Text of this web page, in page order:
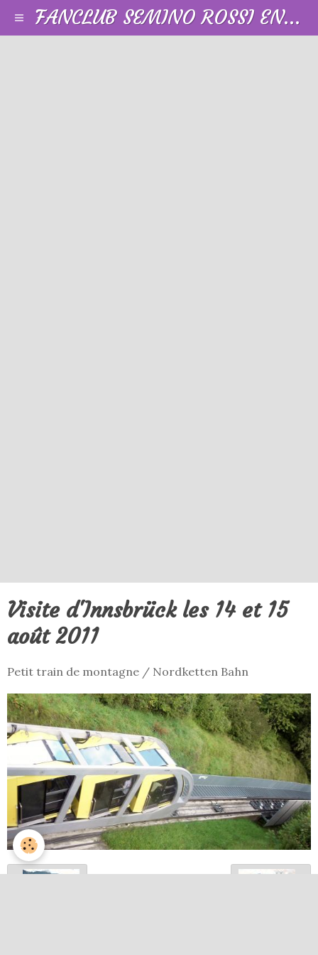
FANCLUB SEMINO ROSSI EN FRANCE
Visite d'Innsbrück les 14 et 15
août 2011
Petit train de montagne / Nordketten Bahn